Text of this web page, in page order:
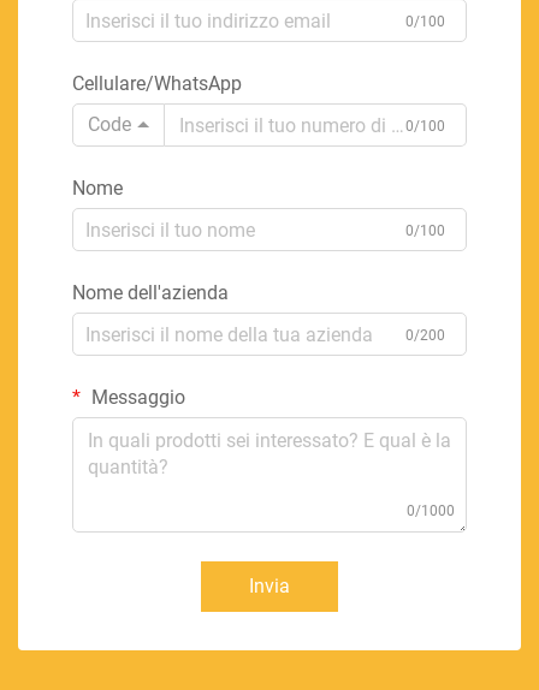
0/100
Cellulare/WhatsApp
Code
0/100
Nome
0/100
Nome dell'azienda
0/200
Messaggio
0/1000
Invia